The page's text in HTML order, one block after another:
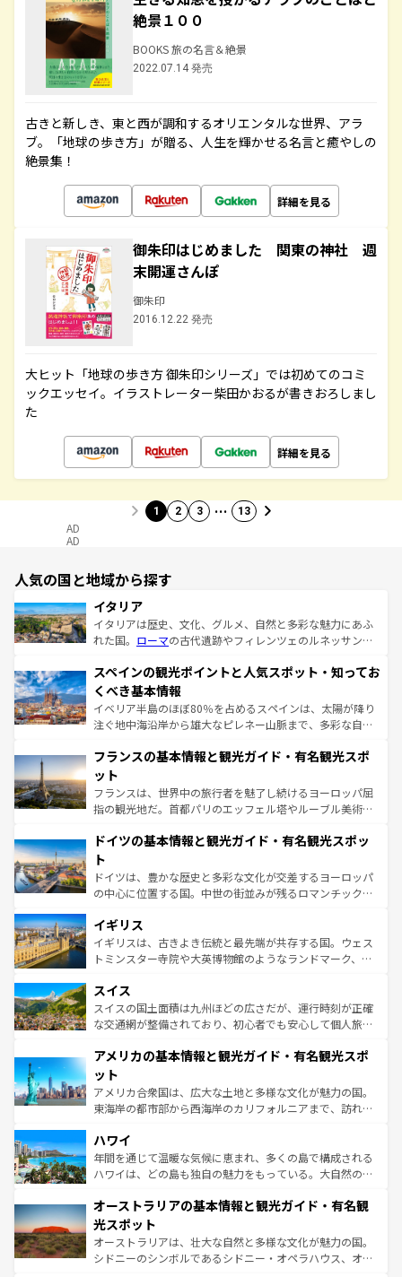
絶景１００
BOOKS 旅の名言＆絶景
2022.07.14 発売
古きと新しき、東と西が調和するオリエンタルな世界、アラ
ブ。「地球の歩き方」が贈る、人生を輝かせる名言と癒やしの
絶景集！
詳細を見る
御朱印はじめました 関東の神社 週
末開運さんぽ
御朱印
2016.12.22 発売
大ヒット「地球の歩き方 御朱印シリーズ」では初めてのコミ
ックエッセイ。イラストレーター柴田かおるが書きおろしまし
た
詳細を見る
1 2 3 … 13
AD
AD
人気の国と地域から探す
イタリア
イタリアは歴史、文化、グルメ、自然と多彩な魅力にあふ
れた国。 ローマの古代遺跡やフィレンツェのルネッサンス
ろん、トスカーナの美しい田園風景やアマルフィ海岸の絶
景など、自然景観も見逃せない。観光の合間には、本場の
ピザやパスタなど、絶品のイタリア料理を堪能することも
できる。朝目覚めてから夜眠るまで、すべての瞬間を楽し
なお、新着のイタリア情報はコンテンツ一覧を参照してほ
しい。
スペインの観光ポイントと人気スポット・知ってお
くべき基本情報
イベリア半島のほぼ80％を占めるスペインは、太陽が降り
注ぐ地中海沿岸から雄大なピレネー山脈まで、多彩な自然
文化が根付くこの国では、情熱的なフラメンコ、熱気あふ
れる闘牛、そして美味しいタパスが生活の一部となってい
る。首都マドリードの洗練された雰囲気や、バルセロナの
アートに溢れた街角から、地方では古代ローマ遺跡や中世
せる。地方によって風土や気候が異なるスペインはその個
ンテンツ一覧 を参照してほしい。
フランスの基本情報と観光ガイド・有名観光スポ
ット
フランスは、世界中の旅行者を魅了し続けるヨーロッパ屈
指の観光地だ。首都パリのエッフェル塔やルーブル美術館
で、幅広い魅力が詰まっている。華麗な宮殿、歴史的な大
聖堂、美しいビーチ、そして豊かな自然が、訪れる者を心
から魅了する。また、フランスは美食の国としても知ら
れ、フランス料理はユネスコ無形文化遺産にも登録されて
香り高いラベンダー畑など、多彩な楽しみ方が可能だ。さ
らに、パリ以外の地域にも魅力が溢れており、どの街角に
も豊かな歴史と文化が息づいている。パリ以外の個性あふ
を参照してほしい。
ドイツの基本情報と観光ガイド・有名観光スポッ
ト
ドイツは、豊かな歴史と多彩な文化が交差するヨーロッパ
の中心に位置する国。中世の街並みが残るロマンチック街
顔を持つこの国は、どこを歩いても飽きることがない。ベ
ルリンの文化的活気、バイエルン州のアルプスの絶景、そ
してライン川沿いのワイン畑といった風景は必見。ビール
は、お酒好きな人にはぜひ体験してほしい。 なお、新着の
ドイツ情報はコンテンツ一覧を参照してほしい。
イギリス
イギリスは、古きよき伝統と最先端が共存する国。ウェス
トミンスター寺院や大英博物館のようなランドマーク、歴
リアごとに異なる魅力がある。また、優雅なアフタヌーン
ティー、ビール好きにはたまらない英国パブ、サッカー観
戦など、本場だからこそできる体験も豊富。イギリスを旅
ンツ一覧を参照してほしい。
スイス
スイスの国土面積は九州ほどの広さだが、運行時刻が正確
な交通網が整備されており、初心者でも安心して個人旅行
の建物がそのまま残る町や、スイスならではのユニークな
博物館もあり、アルプス観光だけでなく町歩きも満喫する
ことができる。国民の所得が高いため物価も高いが、旅行
者向けの交通パス提供のサービスもあり、うまく活用すれ
着のスイス情報は
アメリカの基本情報と観光ガイド・有名観光スポ
ット
アメリカ合衆国は、広大な土地と多様な文化が魅力の国。
東海岸の都市部から西海岸のカリフォルニアまで、訪れる
のような巨大都市は、観光、ショッピング、エンターテイ
ンメントが詰まった刺激的なスポットだ。一方、アメリカ
西部には大自然が広がり、グランドキャニオンやイエロー
部のニューオーリンズでは、音楽と美食が融合した独特の
文化が魅力。旅行者はアメリカの各地域で異なる魅力を楽
しみながら、その多様性と豊かな歴史を感じることができ
るだろう。車でのロードトリップや列車の旅も、アメリカ
ハワイ
年間を通じて温暖な気候に恵まれ、多くの島で構成される
ハワイは、どの島も独自の魅力をもっている。大自然の神
ワイ島は見逃せない。また、定番の観光地といえばオアフ
島だが、静かな自然を求めるならマウイ島やカウアイ島が
おすすめ。エメラルドグリーンに輝く海をはじめ、豊かな
文化や歴史が息づいている。「アロハスピリット」と呼ば
オーストラリアの基本情報と観光ガイド・有名観
光スポット
オーストラリアは、壮大な自然と多様な文化が魅力の国。
シドニーのシンボルであるシドニー・オペラハウス、オー